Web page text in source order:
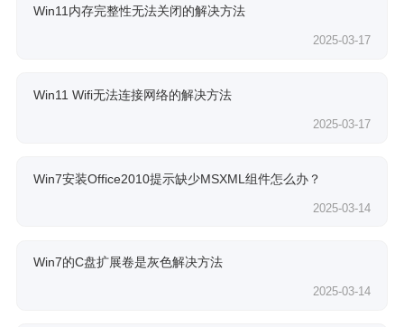
Win11内存完整性无法关闭的解决方法
2025-03-17
Win11 Wifi无法连接网络的解决方法
2025-03-17
Win7安装Office2010提示缺少MSXML组件怎么办？
2025-03-14
Win7的C盘扩展卷是灰色解决方法
2025-03-14